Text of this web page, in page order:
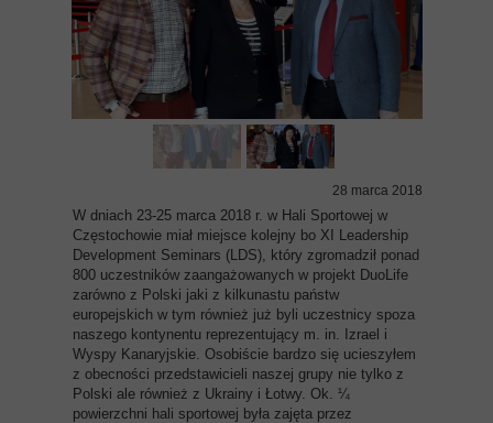
28 marca 2018
W dniach 23-25 marca 2018 r. w Hali Sportowej w
Częstochowie miał miejsce kolejny bo XI Leadership
Development Seminars (LDS), który zgromadził ponad
800 uczestników zaangażowanych w projekt DuoLife
zarówno z Polski jaki z kilkunastu państw
europejskich w tym również już byli uczestnicy spoza
naszego kontynentu reprezentujący m. in. Izrael i
Wyspy Kanaryjskie. Osobiście bardzo się ucieszyłem
z obecności przedstawicieli naszej grupy nie tylko z
Polski ale również z Ukrainy i Łotwy. Ok. ¼
powierzchni hali sportowej była zajęta przez